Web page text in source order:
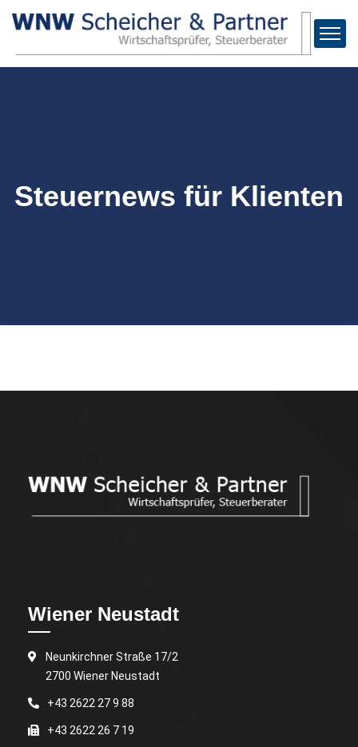
Steuernews für Klienten
Wiener Neustadt
Neunkirchner Straße 17/2
2700 Wiener Neustadt
+43 2622 27 9 88
+43 2622 26 7 19